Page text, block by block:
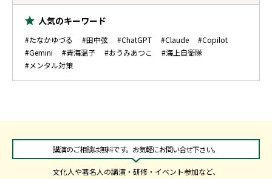
人気のキーワード
#たなかゆづる #田中弦 #ChatGPT #Claude
#Copilot
#Gemini
#青海温子 #おうみあつこ
#海上自衛隊
#メンタル対策
講演のご相談は無料です。お気軽にお問い合せ下さい。
文化人や著名人の講演・研修・イベント参加など、